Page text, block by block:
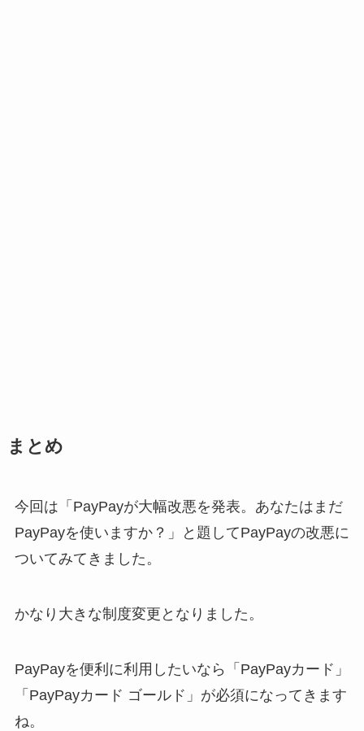
まとめ
今回は「PayPayが大幅改悪を発表。あなたはまだ
PayPayを使いますか？」と題してPayPayの改悪に
ついてみてきました。
かなり大きな制度変更となりました。
PayPayを便利に利用したいなら「 PayPayカード」
「PayPayカード ゴールド」が必須になってきます
ね。